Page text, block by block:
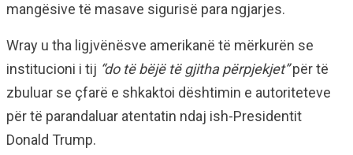
mangësive të masave sigurisë para ngjarjes.
Wray u tha ligjvënësve amerikanë të mërkurën se
institucioni i tij “do të bëjë të gjitha përpjekjet”për të
zbuluar se çfarë e shkaktoi dështimin e autoriteteve
për të parandaluar atentatin ndaj ish-Presidentit
Donald Trump.